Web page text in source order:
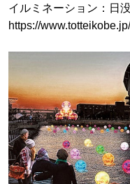
イルミネーション：日
https://